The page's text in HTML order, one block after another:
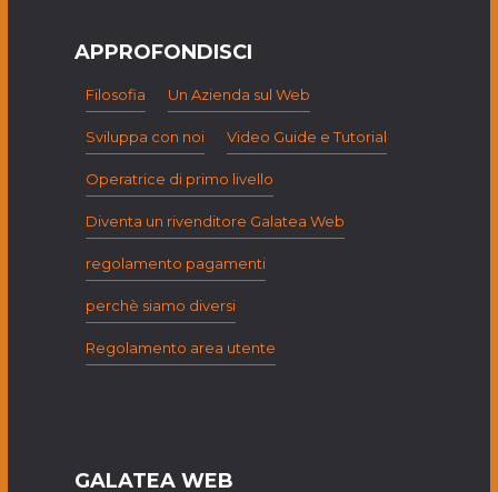
APPROFONDISCI
Filosofia Un Azienda sul Web
Sviluppa con noi Video Guide e Tutorial
Operatrice di primo livello
Diventa un rivenditore Galatea Web
regolamento pagamenti
perchè siamo diversi
Regolamento area utente
GALATEA WEB